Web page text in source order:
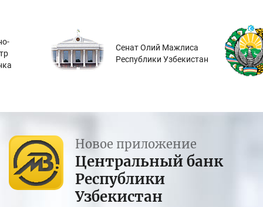
Сенат Олий Мажлиса
Республики Узбекистан
Новое приложение
Центральный банк
Республики
Узбекистан